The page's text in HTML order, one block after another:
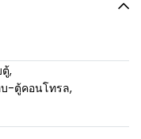
ตู้,
-ตู้คอนโทรล,